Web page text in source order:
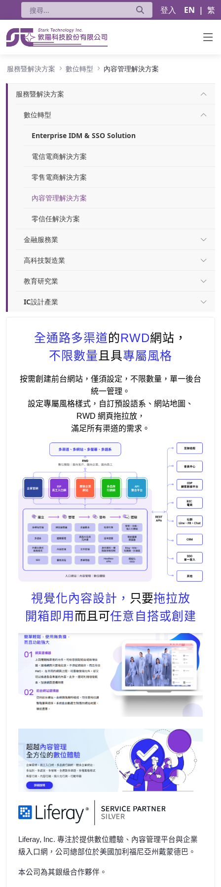
登入 EN | 繁
服務暨解決方案 數位轉型 內容管理解決方案
服務暨解決方案
數位轉型
Enterprise IDM & SSO Solution
電信電商解決方案
零售電商解決方案
內容管理解決方案
零信任解決方案
金融服務業
高科技製造業
教育研究業
IC設計產業
全通路多渠道的RWD網站，
不限數量 且具專屬風格
按需創建前台網站，僅須設定，不限數量，單一後台
統一管理。
設定專屬風格樣式，自訂預設語系、網站地圖、
RWD 網頁拖拉放，
滿足所有渠道的需求。
視覺化內容設計， 只要拖拉放
開箱即用而且可任意自搭或創建
Liferay, Inc. 專注於提供數位體驗、內容管理平台與企業
級入口網，公司總部位於美國加利福尼亞州戴蒙德巴。
本公司為其銀級合作夥伴。